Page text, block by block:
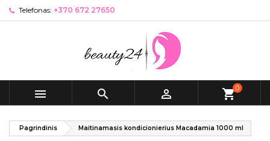
Telefonas: +370 672 27650
   shopping_cart0
Pagrindinis Maitinamasis kondicionierius Macadamia 1000 ml